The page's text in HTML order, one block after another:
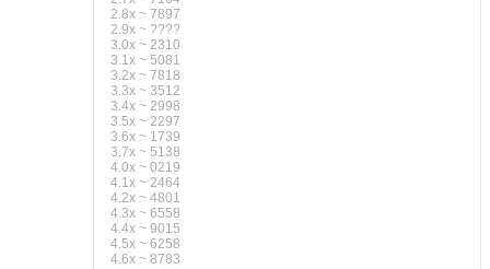
2.8x ~ 7897
2.9x ~ ????
3.0x ~ 2310
3.1x ~ 5081
3.2x ~ 7818
3.3x ~ 3512
3.4x ~ 2998
3.5x ~ 2297
3.6x ~ 1739
3.7x ~ 5138
4.0x ~ 0219
4.1x ~ 2464
4.2x ~ 4801
4.3x ~ 6558
4.4x ~ 9015
4.5x ~ 6258
4.6x ~ 8783